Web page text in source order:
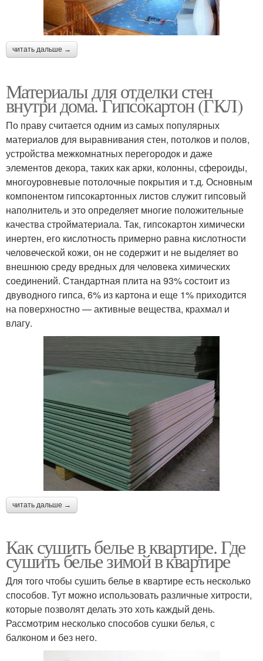
читать дальше →
Материалы для отделки стен
внутри дома. Гипсокартон (ГКЛ)
По праву считается одним из самых популярных
материалов для выравнивания стен, потолков и полов,
устройства межкомнатных перегородок и даже
элементов декора, таких как арки, колонны, сфероиды,
многоуровневые потолочные покрытия и т.д. Основным
компонентом гипсокартонных листов служит гипсовый
наполнитель и это определяет многие положительные
качества стройматериала. Так, гипсокартон химически
инертен, его кислотность примерно равна кислотности
человеческой кожи, он не содержит и не выделяет во
внешнюю среду вредных для человека химических
соединений. Стандартная плита на 93% состоит из
двуводного гипса, 6% из картона и еще 1% приходится
на поверхностно — активные вещества, крахмал и
влагу.
читать дальше →
Как сушить белье в квартире. Где
сушить белье зимой в квартире
Для того чтобы сушить белье в квартире есть несколько
способов. Тут можно использовать различные хитрости,
которые позволят делать это хоть каждый день.
Рассмотрим несколько способов сушки белья, с
балконом и без него.